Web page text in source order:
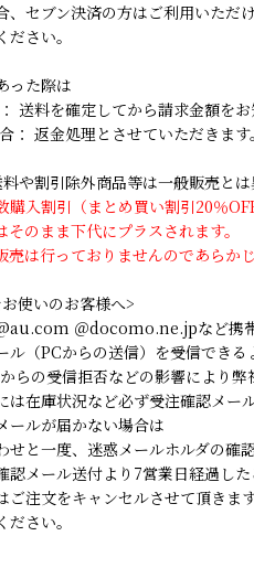
セブン決済の方はご利用いただ
さい。
った際は
送料を確定してから請求金額をお
： 返金処理とさせていただきます。
や割引除外商品等は一般販売と
入割引（まとめ買い割引20％
のまま下代にプラスされます。
売は行っておりませんのであらか
使いのお客様へ>
＠docomo.ne.jpなど携
ル（PCからの送信）を受信できる
らの受信拒否などの影響により弊
は在庫状況など必ず受注確認メー
ールが届かない場合は
せと一度、迷惑メールホルダの確
認メール送付より7営業日経過し
ご注文をキャンセルさせて頂きます
さい。